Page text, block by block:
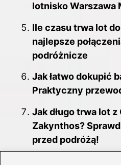
lotnisko Warszawa
Ile czasu trwa lot
najlepsze
podróżnicze
Jak łatwo dokupić
Praktyczny
Jak długo trwa lot z
Zakynthos?
przed podróżą!